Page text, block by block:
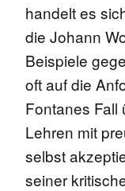
handelt es
die Johann
Beispiele
oft auf die
Fontanes Fall
Lehren mit
selbst
seiner